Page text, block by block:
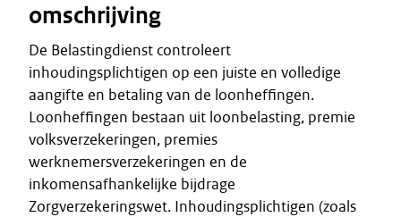
omschrijving
De Belastingdienst controleert
inhoudingsplichtigen op een juiste en volledige
aangifte en betaling van de loonheffingen.
Loonheffingen bestaan uit loonbelasting, premie
volksverzekeringen, premies
werknemersverzekeringen en de
inkomensafhankelijke bijdrage
Zorgverzekeringswet. Inhoudingsplichtigen (zoals